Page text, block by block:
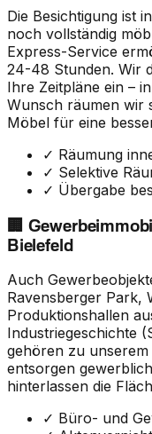
Die Besichtigung ist
noch vollständig
Express-Service
24-48 Stunden. Wir
Ihre Zeitpläne ein –
Wunsch räumen wir
Möbel für eine
✓ Räumung
✓ Selektive
✓ Übergabe
🏢
Bielefeld
Auch
Ravensberger Park,
Produktionshallen
Industriegeschichte
gehören zu
entsorgen
hinterlassen die
✓ Büro- und